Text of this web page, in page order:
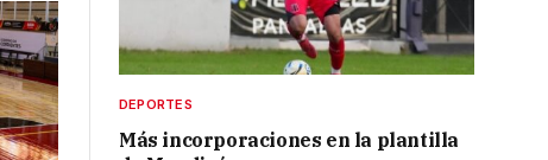
DEPORTES
Más incorporaciones en la plantilla